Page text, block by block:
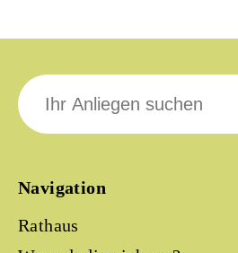
Navigation
Rathaus
Suche
nach: